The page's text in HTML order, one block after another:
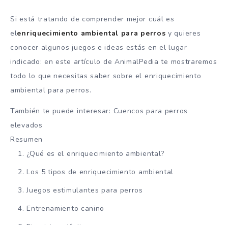
Si está tratando de comprender mejor cuál es
elenriquecimiento ambiental para perros y quieres
conocer algunos juegos e ideas estás en el lugar
indicado: en este artículo de AnimalPedia te mostraremos
todo lo que necesitas saber sobre el enriquecimiento
ambiental para perros.
También te puede interesar: Cuencos para perros
elevados
Resumen
¿Qué es el enriquecimiento ambiental?
Los 5 tipos de enriquecimiento ambiental
Juegos estimulantes para perros
Entrenamiento canino